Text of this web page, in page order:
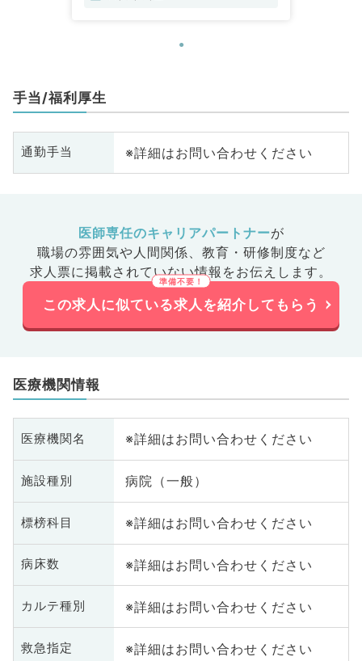
手当/福利厚生
通勤手当 ※詳細はお問い合わせください
医師専任のキャリアパートナーが
職場の雰囲気や人間関係、 教育・研修制度など
求人票に掲載されていない情報をお伝えします。
この求人に似ている求人を紹介してもらう
医療機関情報
医療機関名 ※詳細はお問い合わせください
施設種別 病院（一般）
標榜科目 ※詳細はお問い合わせください
病床数 ※詳細はお問い合わせください
カルテ種別 ※詳細はお問い合わせください
救急指定 ※詳細はお問い合わせください